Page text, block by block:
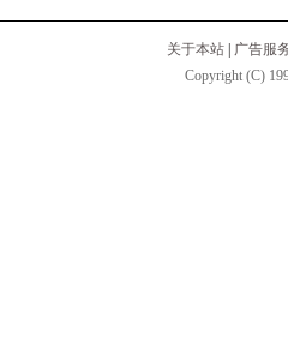
关于本站
广告服
Copyright (C)